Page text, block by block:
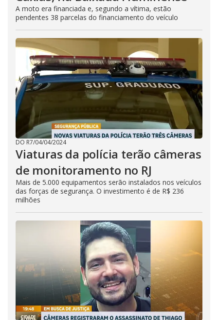
A moto era financiada e, segundo a vítima, estão
pendentes 38 parcelas do financiamento do veículo
DO R7/04/04/2024
Viaturas da polícia terão câmeras
de monitoramento no RJ
Mais de 5.000 equipamentos serão instalados nos veículos
das forças de segurança. O investimento é de R$ 236
milhões